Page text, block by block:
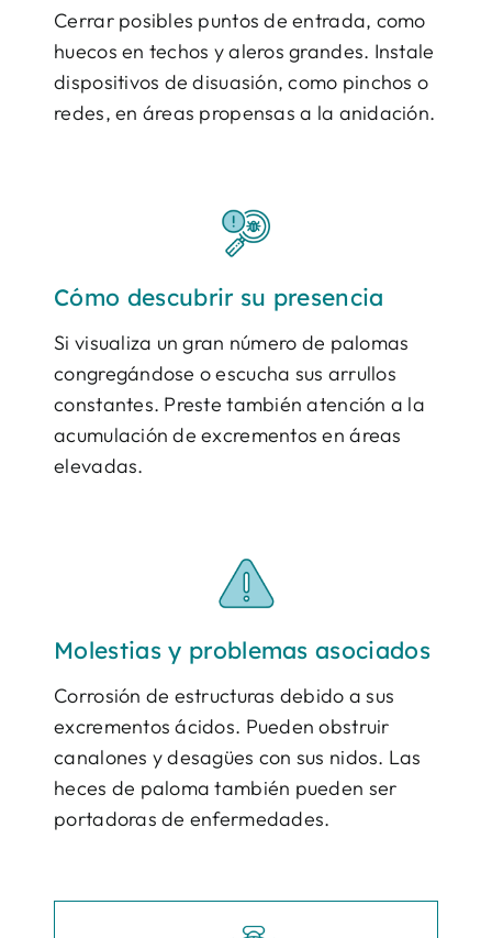
Cerrar posibles puntos de entrada, como
huecos en techos y aleros grandes. Instale
dispositivos de disuasión, como pinchos o
redes, en áreas propensas a la anidación.
Cómo descubrir su presencia
Si visualiza un gran número de palomas
congregándose o escucha sus arrullos
constantes. Preste también atención a la
acumulación de excrementos en áreas
elevadas.
Molestias y problemas asociados
Corrosión de estructuras debido a sus
excrementos ácidos. Pueden obstruir
canalones y desagües con sus nidos. Las
heces de paloma también pueden ser
portadoras de enfermedades.